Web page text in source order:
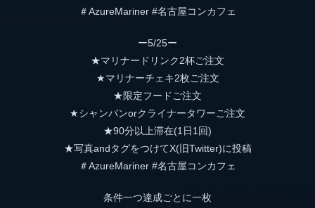
＃AzureMariner #名古屋コンカフェ
ー5/25ー
★マリナードリンク2杯ご注文
★マリナーチェキ2枚ご注文
★限定フードご注文
★シャンパンorクライナータワーご注文
★90分以上滞在(1日1回)
★写真andタグをつけてX(旧Twitter)に投稿
＃AzureMariner #名古屋コンカフェ
条件一つ達成ごとに一枚